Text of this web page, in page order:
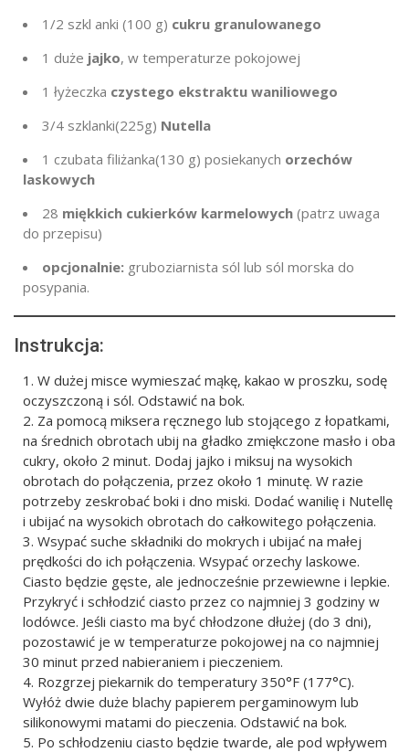
1/2 szkl anki (100 g) cukru granulowanego
1 duże jajko, w temperaturze pokojowej
1 łyżeczka czystego ekstraktu waniliowego
3/4 szklanki(225g) Nutella
1 czubata filiżanka(130 g) posiekanych orzechów
laskowych
28 miękkich cukierków karmelowych (patrz uwaga
do przepisu)
opcjonalnie: gruboziarnista sól lub sól morska do
posypania.
Instrukcja:
W dużej misce wymieszać mąkę, kakao w proszku, sodę
oczyszczoną i sól. Odstawić na bok.
Za pomocą miksera ręcznego lub stojącego z łopatkami,
na średnich obrotach ubij na gładko zmiękczone masło i oba
cukry, około 2 minut. Dodaj jajko i miksuj na wysokich
obrotach do połączenia, przez około 1 minutę. W razie
potrzeby zeskrobać boki i dno miski. Dodać wanilię i Nutellę
i ubijać na wysokich obrotach do całkowitego połączenia.
Wsypać suche składniki do mokrych i ubijać na małej
prędkości do ich połączenia. Wsypać orzechy laskowe.
Ciasto będzie gęste, ale jednocześnie przewiewne i lepkie.
Przykryć i schłodzić ciasto przez co najmniej 3 godziny w
lodówce. Jeśli ciasto ma być chłodzone dłużej (do 3 dni),
pozostawić je w temperaturze pokojowej na co najmniej
30 minut przed nabieraniem i pieczeniem.
Rozgrzej piekarnik do temperatury 350°F (177°C).
Wyłóż dwie duże blachy papierem pergaminowym lub
silikonowymi matami do pieczenia. Odstawić na bok.
Po schłodzeniu ciasto będzie twarde, ale pod wpływem